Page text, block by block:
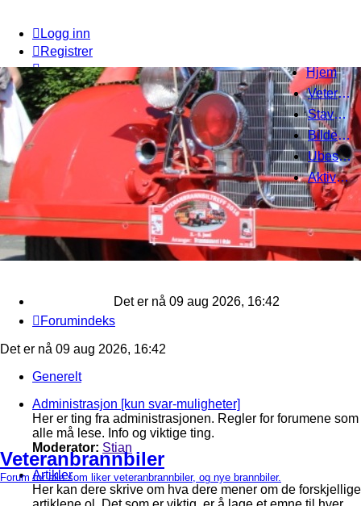
Logg inn
Registrer
Hjem
Veteranbrannbiltreff 2008
Stavanger Brannbilklubb
Bildegalleri
Ubesvarte innlegg
Aktive emner
Veteranbrannbiler
Forum for alle som liker veteranbrannbiler, og nye brannbiler.
Det er nå 09 aug 2026, 16:42
Forumindeks
Det er nå 09 aug 2026, 16:42
Generelt
Administrasjon [kun svar-muligheter]
Her er ting fra administrasjonen. Regler for forumene som
alle må lese. Info og viktige ting.
Moderator: Stian
Artikler
Her kan dere skrive om hva dere mener om de forskjellige